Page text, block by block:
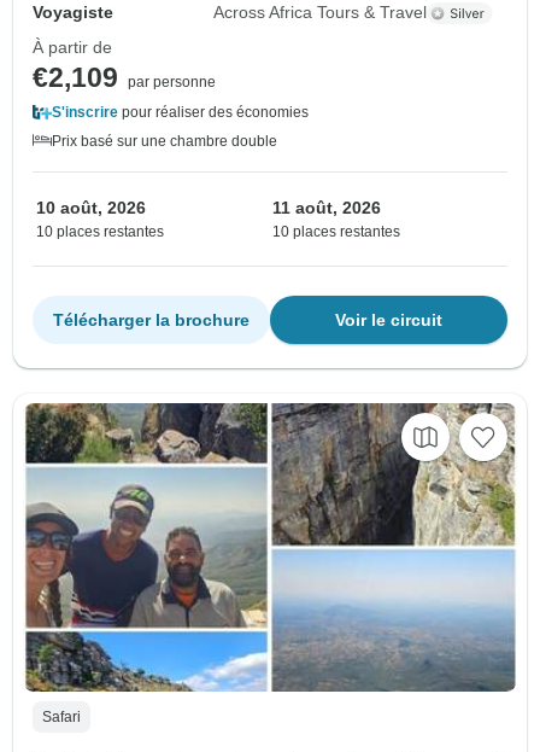
Voyagiste
Across Africa Tours & Travel
À partir de
€2,109
par personne
S'inscrire pour réaliser des économies
Prix basé sur une chambre double
10 août, 2026
10 places restantes
11 août, 2026
10 places restantes
Voir le circuit
Télécharger la brochure
Safari